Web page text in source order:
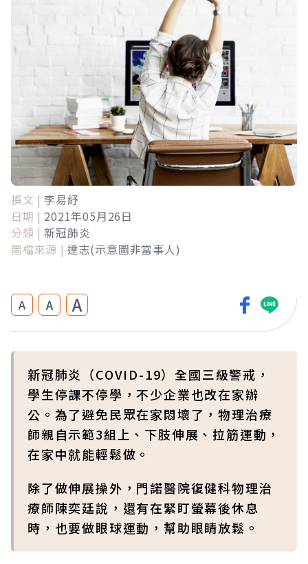
撰文 | 李易紓
日期 | 2021年05月26日
分類 | 新冠肺炎
圖檔來源 | 達志(示意圖非當事人)
A A A
新冠肺炎（COVID-19）全國三級警戒，
學生停課不停學，不少企業也改在家辦
公。為了避免民眾在家悶壞了，物理治療
師親自示範3組上、下肢伸展、拉筋運動，
在家中就能輕鬆做。
除了做伸展操外，門諾醫院復健科物理治
療師陳奕廷說，還有在緊盯螢幕後休息
時，也要做眼球運動，幫助眼睛放鬆。